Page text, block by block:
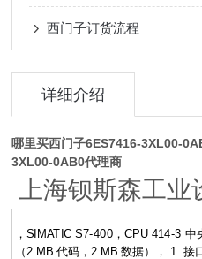
西门子订货流程
详细介绍
哪里买西门子6ES7416-3XL00-
3XL00-0AB0代理商
上海钡斯森工业
，SIMATIC S7-400，CPU 414-3 中
（2 MB 代码，2 MB 数据）， 1.